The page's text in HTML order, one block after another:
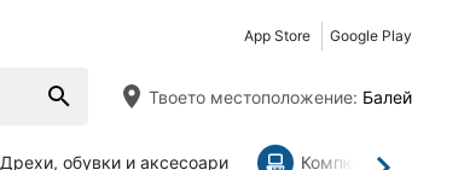
App Store Google Play
Твоето местоположение: Балей
Дрехи, обувки и аксесоари Компютри и